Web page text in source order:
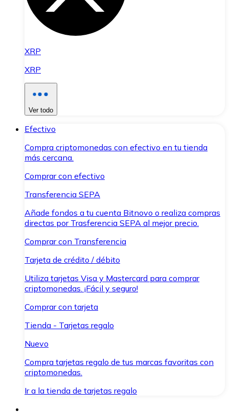
XRP
XRP
Ver todo
Efectivo
Compra criptomonedas con efectivo en tu tienda
más cercana.
Comprar con efectivo
Transferencia SEPA
Añade fondos a tu cuenta Bitnovo o realiza compras
directas por Trasferencia SEPA al mejor precio.
Comprar con Transferencia
Tarjeta de crédito / débito
Utiliza tarjetas Visa y Mastercard para comprar
criptomonedas. ¡Fácil y seguro!
Comprar con tarjeta
Tienda - Tarjetas regalo
Nuevo
Compra tarjetas regalo de tus marcas favoritas con
criptomonedas.
Ir a la tienda de tarjetas regalo